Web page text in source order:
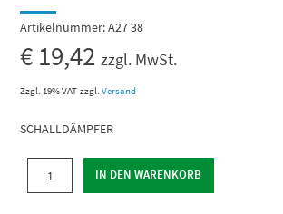
Artikelnummer:A27 38
€ 19,42 zzgl. MwSt.
Zzgl. 19% VAT zzgl.Versand
SCHALLDÄMPFER
IN DEN WARENKORB